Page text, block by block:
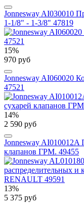
Jonnesway AI030010
1-1/8" - 1-3/8" 47819
15%
970 руб
Jonnesway AI060020
47521
14%
2 590 руб
Jonnesway AI010012A
клапанов ГРМ. 49455
13%
5 375 руб